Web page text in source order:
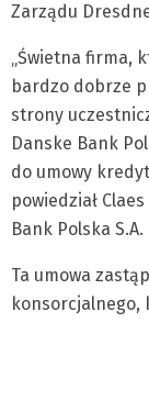
Zarządu
„Świetna firma,
bardzo dobrze
strony
Danske Bank
do umowy
powiedział
Bank Polska S.A.
Ta umowa
konsorcjalnego,